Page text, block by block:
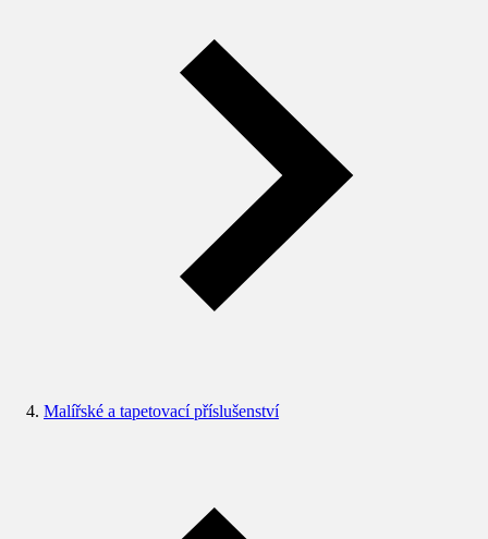
Malířské a tapetovací příslušenství